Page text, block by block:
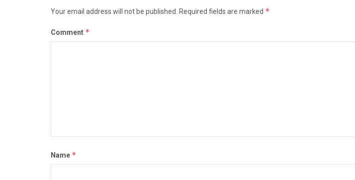
Your email address will not be published. Required fields are marked *
Comment *
Name *